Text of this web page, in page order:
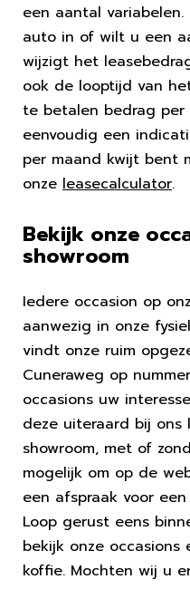
een aantal
auto in of wilt u een
wijzigt het
ook de looptijd van
te betalen bedrag per
eenvoudig een
per maand kwijt bent
onze leasecalculator.
Bekijk onze
showroom
Iedere occasion op
aanwezig in onze
vindt onze ruim
Cuneraweg op
occasions uw
deze uiteraard bij ons
showroom, met of
mogelijk om op de
een afspraak voor
Loop gerust eens
bekijk onze
koffie. Mochten wij u